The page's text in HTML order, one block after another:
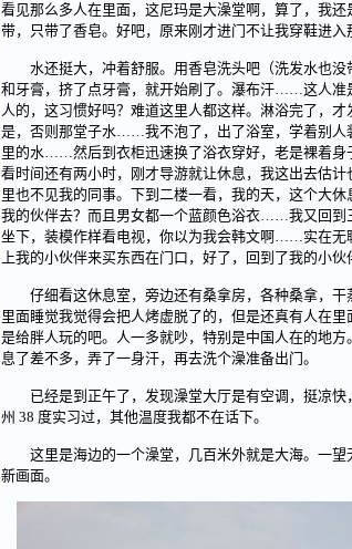
看见那么多人在里面，这尼玛是大澡堂啊，算了，我
带，只带了香皂。好吧，原来刚才进门不让我穿鞋进
水还挺大，冲着舒服。用香皂洗头吧（洗发水也没
和牙膏，挤了点牙膏，就开始刷了。瀑布汗……这人准
人的，这习惯好吗？难道这里人都这样。淋浴完了，
是，否则那堂子水……我不泡了，出了浴室，学着别人
里的水……然后到衣柜迅速换了浴衣穿好，老是裸着身
看时间还有两小时，刚才导游就让休息，我这出去估
里也不见我的同事。下到二楼一看，我的天，这个大
我的伙伴去？而且男女都一个蓝颜色浴衣……我又回到
坐下，装模作样看电视，你以为我会韩文啊……实在无
上我的小伙伴来买东西在门口，好了，回到了我的小伙
仔细看这休息室，旁边还有桑拿房，各种桑拿，干
里面睡觉我觉得会把人烤虚脱了的，但是还真有人在
是给胖人玩的吧。人一多就吵，特别是中国人在的地
息了差不多，弄了一身汗，再去洗个澡准备出门。
已经是到正午了，发现澡堂大厅是有空调，挺凉快
州 38 度实习过，其他温度我都不在话下。
这里是海边的一个澡堂，几百米外就是大海。一望
新画面。